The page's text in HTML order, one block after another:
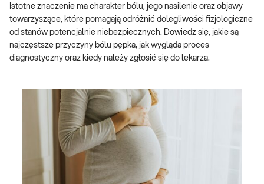
Istotne znaczenie ma charakter bólu, jego nasilenie oraz objawy
towarzyszące, które pomagają odróżnić dolegliwości fizjologiczne
od stanów potencjalnie niebezpiecznych. Dowiedz się, jakie są
najczęstsze przyczyny bólu pępka, jak wygląda proces
diagnostyczny oraz kiedy należy zgłosić się do lekarza.